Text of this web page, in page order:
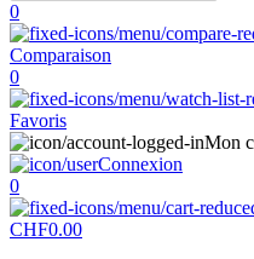
0
Comparaison
0
Favoris
Mon
Connexion
0
CHF0.00